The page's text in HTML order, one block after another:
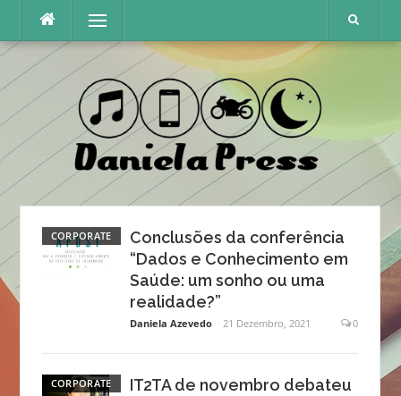
content
Menu
CORPORATE
Conclusões da conferência
“Dados e Conhecimento em
Saúde: um sonho ou uma
realidade?”
Daniela Azevedo 21 Dezembro, 2021 0
CORPORATE
IT2TA de novembro debateu